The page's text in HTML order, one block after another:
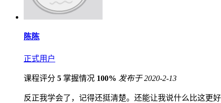
陈陈
正式用户
课程评分 5 掌握情况 100% 发布于 2020-2-13
反正我学会了，记得还挺清楚。还能让我说什么比这更